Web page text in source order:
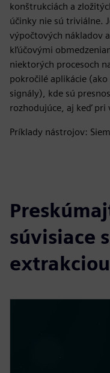
konštrukciách a
účinky nie sú triviálne.
výpočtových nákladov
kľúčovými
niektorých procesoch
pokročilé aplikácie (ako
signály), kde sú
rozhodujúce, aj keď pri
Príklady nástrojov:
súvisiace
extrakciou